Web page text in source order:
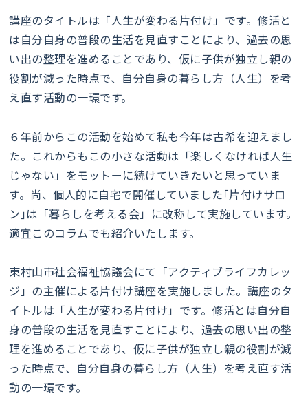
講座のタイトルは「人生が変わる片付け」です。修活と
は自分自身の普段の生活を見直すことにより、過去の思
い出の整理を進めることであり、仮に子供が独立し親の
役割が減った時点で、自分自身の暮らし方（人生）を考
え直す活動の一環です。
６年前からこの活動を始めて私も今年は古希を迎えまし
た。これからもこの小さな活動は「楽しくなければ人生
じゃない」をモットーに続けていきたいと思っていま
す。尚、個人的に自宅で開催していました｢片付けサロ
ン｣は「暮らしを考える会」に改称して実施しています。
適宜このコラムでも紹介いたします。
東村山市社会福祉協議会にて「アクティブライフカレッ
ジ」の主催による片付け講座を実施しました。講座のタ
イトルは「人生が変わる片付け」です。修活とは自分自
身の普段の生活を見直すことにより、過去の思い出の整
理を進めることであり、仮に子供が独立し親の役割が減
った時点で、自分自身の暮らし方（人生）を考え直す活
動の一環です。